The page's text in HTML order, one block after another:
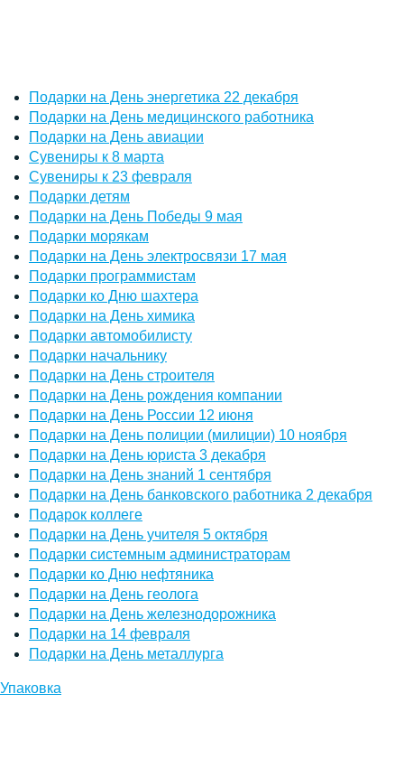
Подарки на День энергетика 22 декабря
Подарки на День медицинского работника
Подарки на День авиации
Сувениры к 8 марта
Сувениры к 23 февраля
Подарки детям
Подарки на День Победы 9 мая
Подарки морякам
Подарки на День электросвязи 17 мая
Подарки программистам
Подарки ко Дню шахтера
Подарки на День химика
Подарки автомобилисту
Подарки начальнику
Подарки на День строителя
Подарки на День рождения компании
Подарки на День России 12 июня
Подарки на День полиции (милиции) 10 ноября
Подарки на День юриста 3 декабря
Подарки на День знаний 1 сентября
Подарки на День банковского работника 2 декабря
Подарок коллеге
Подарки на День учителя 5 октября
Подарки системным администраторам
Подарки ко Дню нефтяника
Подарки на День геолога
Подарки на День железнодорожника
Подарки на 14 февраля
Подарки на День металлурга
Упаковка